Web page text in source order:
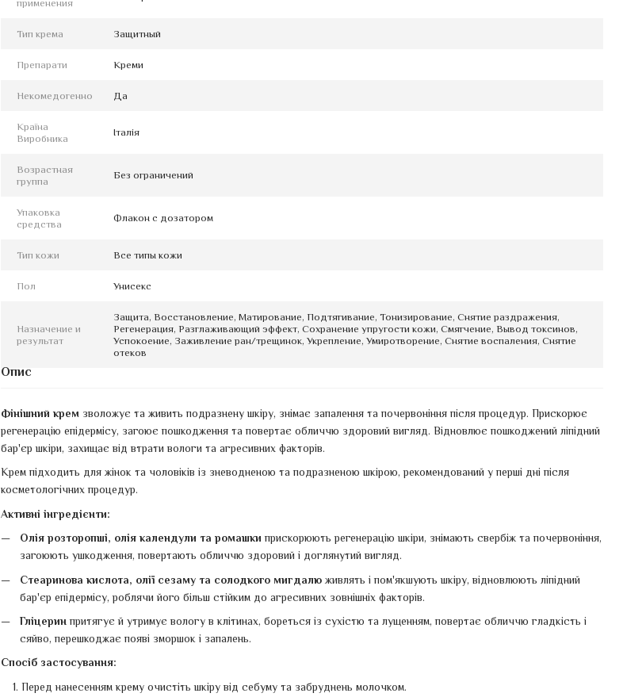
применения
Тип крема Защитный
Препарати Креми
Некомедогенно Да
Країна
Виробника
Італія
Возрастная
группа
Без ограничений
Упаковка
средства
Флакон с дозатором
Тип кожи Все типы кожи
Пол Унисекс
Назначение и
результат
Защита, Восстановление, Матирование, Подтягивание, Тонизирование, Снятие раздражения,
Регенерация, Разглаживающий эффект, Сохранение упругости кожи, Смягчение, Вывод токсинов,
Успокоение, Заживление ран/трещинок, Укрепление, Умиротворение, Снятие воспаления, Снятие
отеков
Опис
Фінішний крем зволожує та живить подразнену шкіру, знімає запалення та почервоніння після процедур. Прискорює
регенерацію епідермісу, загоює пошкодження та повертає обличчю здоровий вигляд. Відновлює пошкоджений ліпідний
бар'єр шкіри, захищає від втрати вологи та агресивних факторів.
Крем підходить для жінок та чоловіків із зневодненою та подразненою шкірою, рекомендований у перші дні після
косметологічних процедур.
Активні інгредієнти:
Олія розторопші, олія календули та ромашкиприскорюють регенерацію шкіри, знімають свербіж та почервоніння,
загоюють ушкодження, повертають обличчю здоровий і доглянутий вигляд.
Стеаринова кислота, олії сезаму та солодкого мигдалюживлять і пом'якшують шкіру, відновлюють ліпідний
бар'єр епідермісу, роблячи його більш стійким до агресивних зовнішніх факторів.
Гліцеринпритягує й утримує вологу в клітинах, бореться із сухістю та лущенням, повертає обличчю гладкість і
сяйво, перешкоджає появі зморшок і запалень.
Спосіб застосування:
Перед нанесенням крему очистіть шкіру від себуму та забруднень молочком.